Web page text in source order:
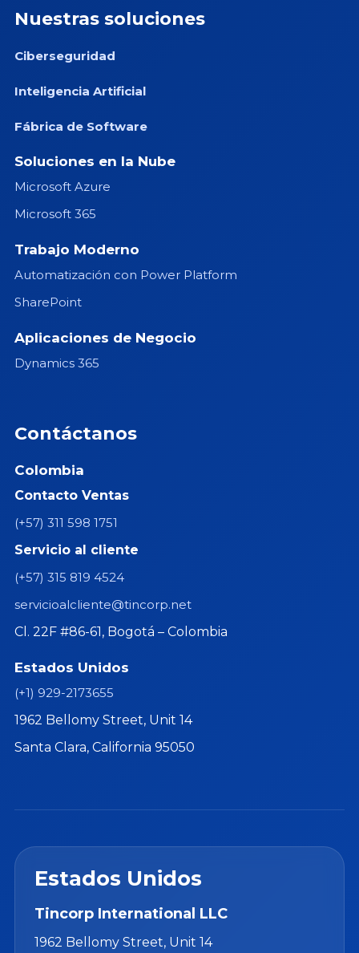
Nuestras soluciones
Ciberseguridad
Inteligencia Artificial
Fábrica de Software
Soluciones en la Nube
Microsoft Azure
Microsoft 365
Trabajo Moderno
Automatización con Power Platform
SharePoint
Aplicaciones de Negocio
Dynamics 365
Contáctanos
Colombia
Contacto Ventas
(+57) 311 598 1751
Servicio al cliente
(+57) 315 819 4524
servicioalcliente@tincorp.net
Cl. 22F #86-61, Bogotá – Colombia
Estados Unidos
(+1) 929-2173655
1962 Bellomy Street, Unit 14
Santa Clara, California 95050
Estados Unidos
Tincorp International LLC
1962 Bellomy Street, Unit 14